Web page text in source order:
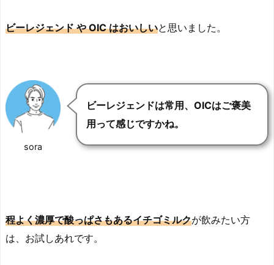
ビーレジェンド や OIC はおいしいと思いました。
sora
ビーレジェンドは常用、OICはご褒美
用って感じですかね。
程よく濃厚で酸っぱさもあるイチゴミルクが飲みたい方
は、お試しあれです。